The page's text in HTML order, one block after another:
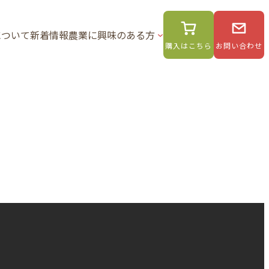
いて新着情報農業に興味のある方
購入はこちら お問い合わせ